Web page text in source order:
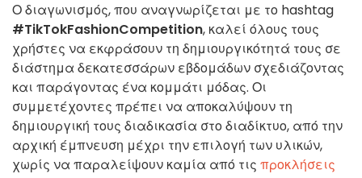
Ο διαγωνισμός, που αναγνωρίζεται με το hashtag
#TikTokFashionCompetition, καλεί όλους τους
χρήστες να εκφράσουν τη δημιουργικότητά τους σε
διάστημα δεκατεσσάρων εβδομάδων σχεδιάζοντας
και παράγοντας ένα κομμάτι μόδας. Οι
συμμετέχοντες πρέπει να αποκαλύψουν τη
δημιουργική τους διαδικασία στο διαδίκτυο, από την
αρχική έμπνευση μέχρι την επιλογή των υλικών,
χωρίς να παραλείψουν καμία από τις προκλήσεις